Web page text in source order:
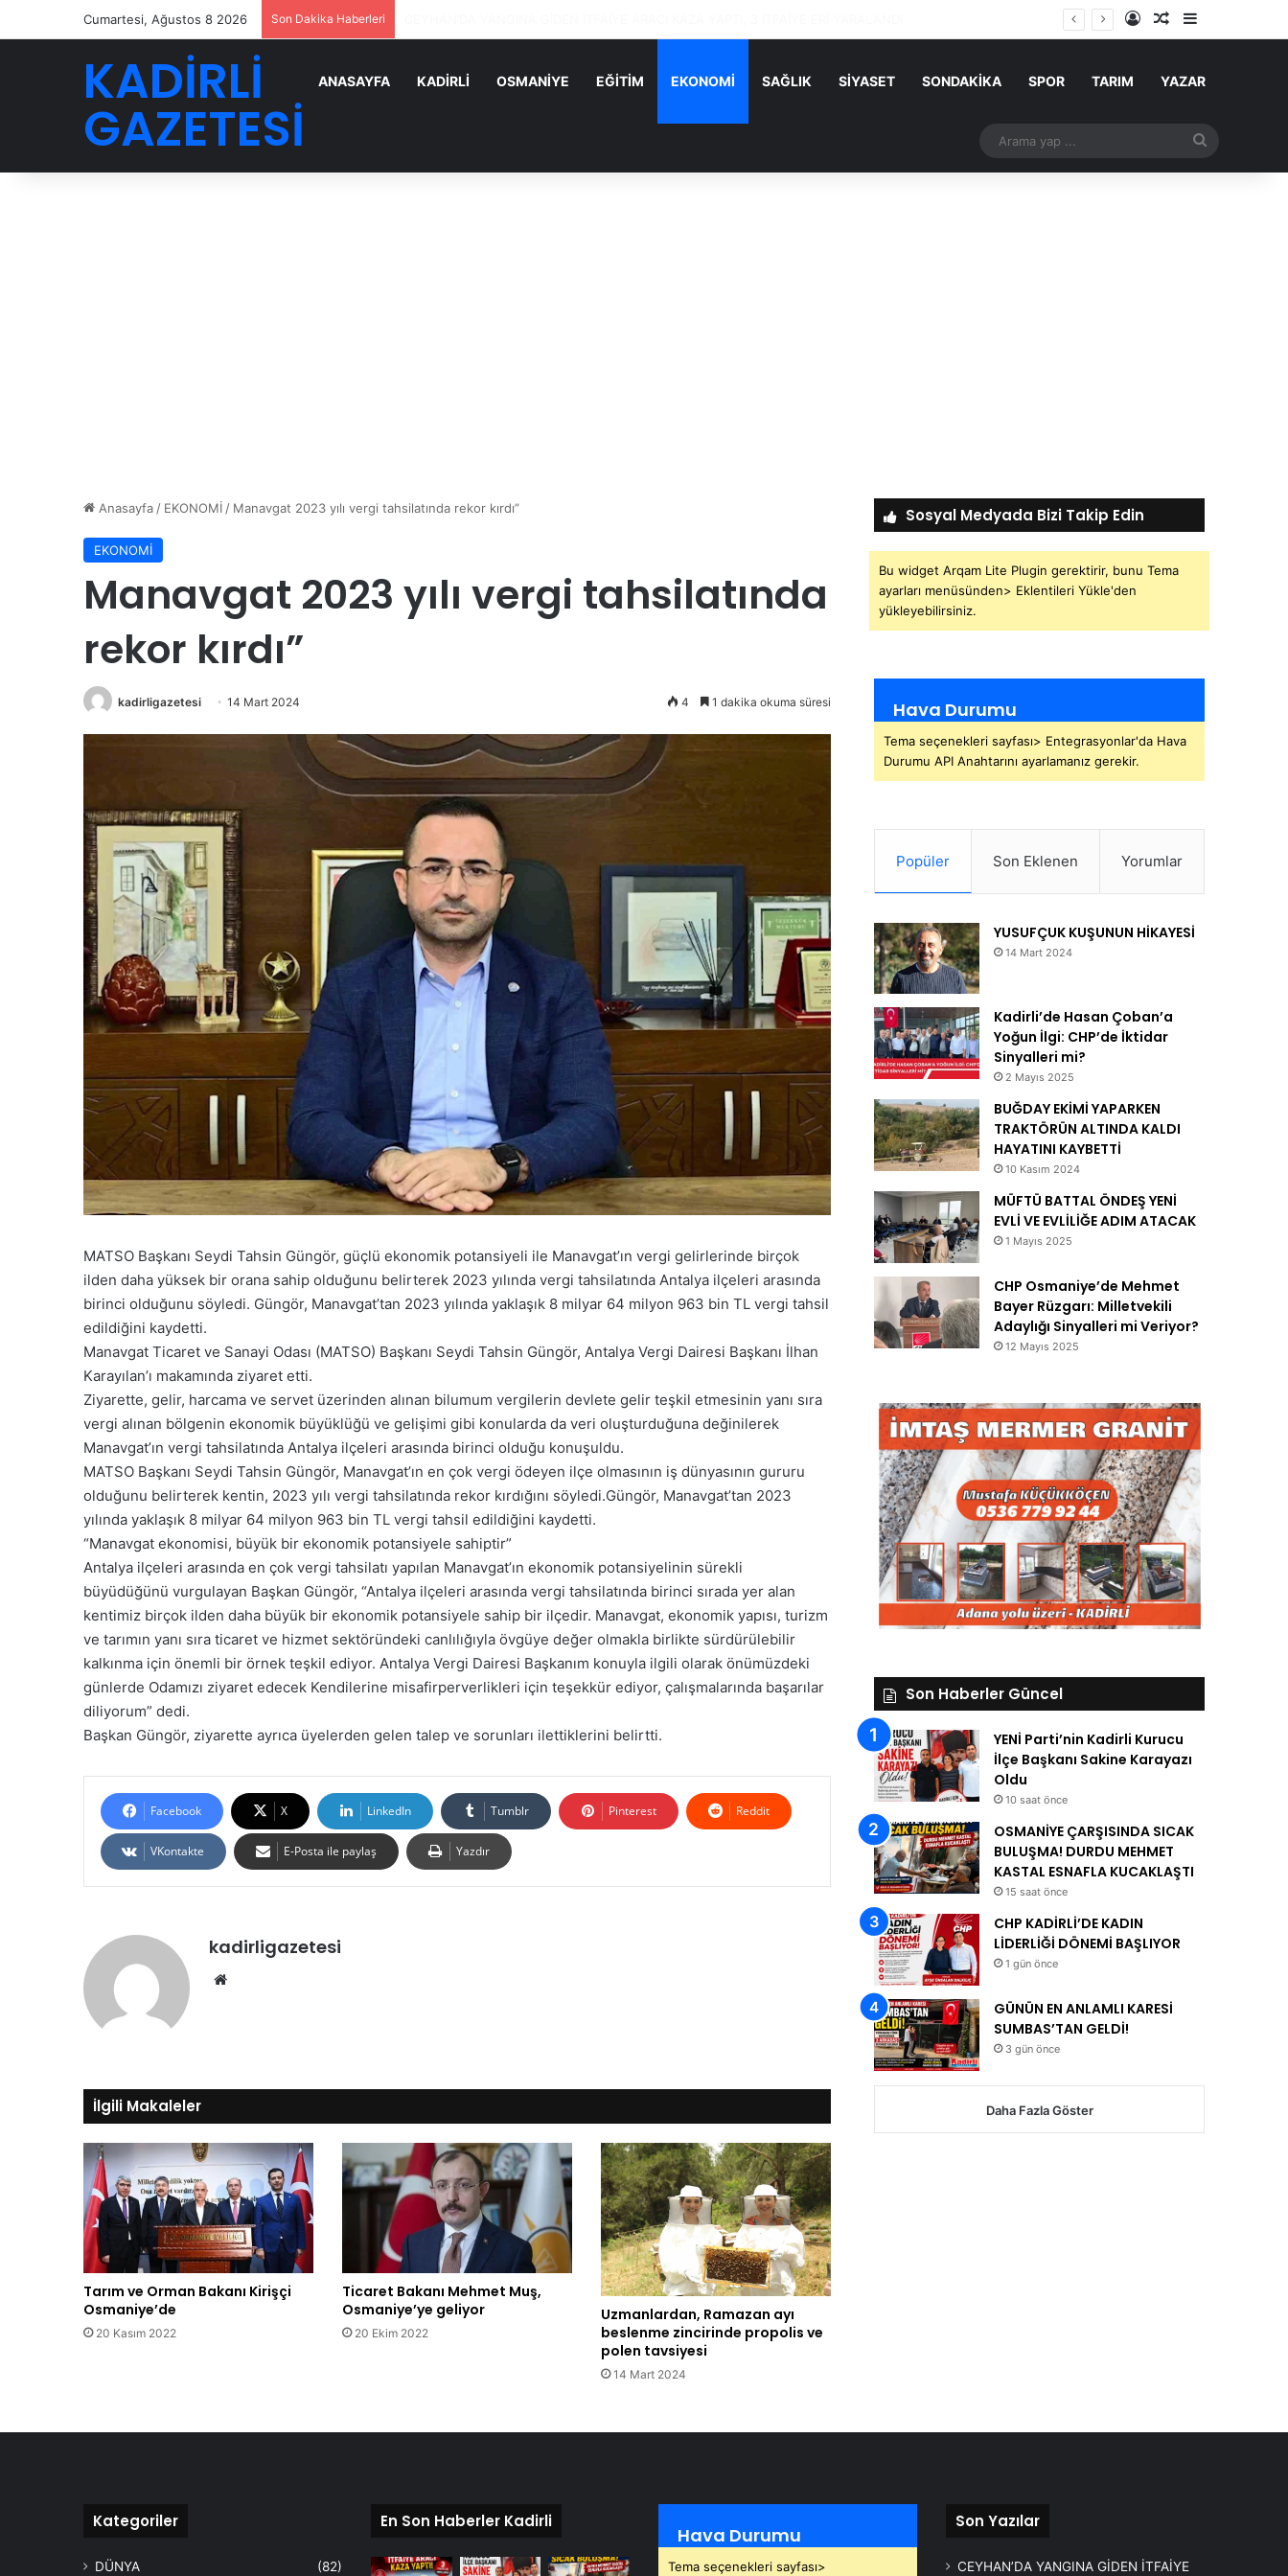
Cumartesi, Ağustos 8 2026 Son Dakika Haberleri Kayıt OlRastgele Makale
Kenar
KADİRLİ
GAZETESİ
ANASAYFA KADİRLİ OSMANİYE EĞİTİM EKONOMİ SAĞLIK SİYASET SONDAKİKA SPOR TARIM YAZAR
yap
Anasayfa / EKONOMİ / Manavgat 2023 yılı vergi tahsilatında rekor kırdı”
EKONOMİ
Manavgat 2023 yılı vergi tahsilatında
rekor kırdı”
kadirligazetesi 14 Mart 2024 4 1 dakika okuma süresi
MATSO Başkanı Seydi Tahsin Güngör, güçlü ekonomik potansiyeli ile Manavgat’ın vergi gelirlerinde birçok
ilden daha yüksek bir orana sahip olduğunu belirterek 2023 yılında vergi tahsilatında Antalya ilçeleri arasında
birinci olduğunu söyledi. Güngör, Manavgat’tan 2023 yılında yaklaşık 8 milyar 64 milyon 963 bin TL vergi tahsil
edildiğini kaydetti.
Manavgat Ticaret ve Sanayi Odası (MATSO) Başkanı Seydi Tahsin Güngör, Antalya Vergi Dairesi Başkanı İlhan
Karayılan’ı makamında ziyaret etti.
Ziyarette, gelir, harcama ve servet üzerinden alınan bilumum vergilerin devlete gelir teşkil etmesinin yanı sıra
vergi alınan bölgenin ekonomik büyüklüğü ve gelişimi gibi konularda da veri oluşturduğuna değinilerek
Manavgat’ın vergi tahsilatında Antalya ilçeleri arasında birinci olduğu konuşuldu.
MATSO Başkanı Seydi Tahsin Güngör, Manavgat’ın en çok vergi ödeyen ilçe olmasının iş dünyasının gururu
olduğunu belirterek kentin, 2023 yılı vergi tahsilatında rekor kırdığını söyledi.Güngör, Manavgat’tan 2023
yılında yaklaşık 8 milyar 64 milyon 963 bin TL vergi tahsil edildiğini kaydetti.
“Manavgat ekonomisi, büyük bir ekonomik potansiyele sahiptir”
Antalya ilçeleri arasında en çok vergi tahsilatı yapılan Manavgat’ın ekonomik potansiyelinin sürekli
büyüdüğünü vurgulayan Başkan Güngör, “Antalya ilçeleri arasında vergi tahsilatında birinci sırada yer alan
kentimiz birçok ilden daha büyük bir ekonomik potansiyele sahip bir ilçedir. Manavgat, ekonomik yapısı, turizm
ve tarımın yanı sıra ticaret ve hizmet sektöründeki canlılığıyla övgüye değer olmakla birlikte sürdürülebilir
kalkınma için önemli bir örnek teşkil ediyor. Antalya Vergi Dairesi Başkanım konuyla ilgili olarak önümüzdeki
günlerde Odamızı ziyaret edecek Kendilerine misafirperverlikleri için teşekkür ediyor, çalışmalarında başarılar
diliyorum” dedi.
Başkan Güngör, ziyarette ayrıca üyelerden gelen talep ve sorunları ilettiklerini belirtti.
Facebook X LinkedIn Tumblr Pinterest Reddit
VKontakte E-Posta ile paylaş Yazdır
kadirligazetesi
İlgili Makaleler
Tarım ve Orman Bakanı Kirişçi
Osmaniye’de
20 Kasım 2022
Ticaret Bakanı Mehmet Muş,
Osmaniye’ye geliyor
20 Ekim 2022
Uzmanlardan, Ramazan ayı
beslenme zincirinde propolis ve
polen tavsiyesi
14 Mart 2024
Sosyal Medyada Bizi Takip Edin
Bu widget Arqam Lite Plugin gerektirir, bunu Tema
ayarları menüsünden> Eklentileri Yükle'den
yükleyebilirsiniz.
Hava Durumu
Tema seçenekleri sayfası> Entegrasyonlar'da Hava
Durumu API Anahtarını ayarlamanız gerekir.
Popüler Son Eklenen Yorumlar
YUSUFÇUK KUŞUNUN HİKAYESİ
14 Mart 2024
Kadirli’de Hasan Çoban’a
Yoğun İlgi: CHP’de İktidar
Sinyalleri mi?
2 Mayıs 2025
BUĞDAY EKİMİ YAPARKEN
TRAKTÖRÜN ALTINDA KALDI
HAYATINI KAYBETTİ
10 Kasım 2024
MÜFTÜ BATTAL ÖNDEŞ YENİ
EVLİ VE EVLİLİĞE ADIM ATACAK
1 Mayıs 2025
CHP Osmaniye’de Mehmet
Bayer Rüzgarı: Milletvekili
Adaylığı Sinyalleri mi Veriyor?
12 Mayıs 2025
Son Haberler Güncel
YENİ Parti’nin Kadirli Kurucu
İlçe Başkanı Sakine Karayazı
Oldu
10 saat önce
OSMANİYE ÇARŞISINDA SICAK
BULUŞMA! DURDU MEHMET
KASTAL ESNAFLA KUCAKLAŞTI
15 saat önce
CHP KADİRLİ’DE KADIN
LİDERLİĞİ DÖNEMİ BAŞLIYOR
1 gün önce
GÜNÜN EN ANLAMLI KARESİ
SUMBAS’TAN GELDİ!
3 gün önce
Daha Fazla Göster
Kategoriler
DÜNYA (82)
En Son Haberler Kadirli
Hava Durumu
Tema seçenekleri sayfası>
Son Yazılar
CEYHAN’DA YANGINA GİDEN İTFAİYE